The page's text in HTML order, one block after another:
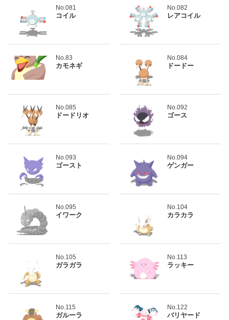
No.081
コイル
No.082
レアコイル
No.83
カモネギ
No.084
ドードー
No.085
ドードリオ
No.092
ゴース
No.093
ゴースト
No.094
ゲンガー
No.095
イワーク
No.104
カラカラ
No.105
ガラガラ
No.113
ラッキー
No.115
ガルーラ
No.122
バリヤード